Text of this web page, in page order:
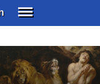
SUBSCRIBE